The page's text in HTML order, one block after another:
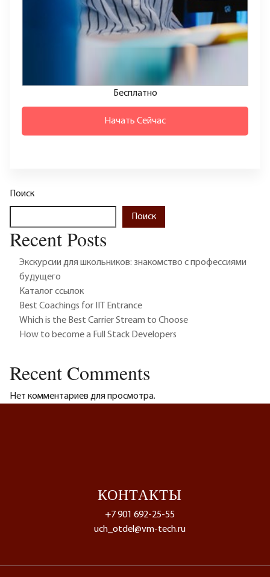
Бесплатно
Начать Сейчас
Поиск
Поиск
Recent Posts
Экскурсии для школьников: знакомство с профессиями
будущего
Каталог ссылок
Best Coachings for IIT Entrance
Which is the Best Carrier Stream to Choose
How to become a Full Stack Developers
Recent Comments
Нет комментариев для просмотра.
КОНТАКТЫ
+7 901 692-25-55
uch_otdel@vm-tech.ru